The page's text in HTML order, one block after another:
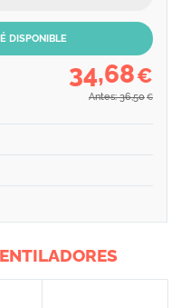
DISPONIBLE
34,68€
Antes: 36,50 €